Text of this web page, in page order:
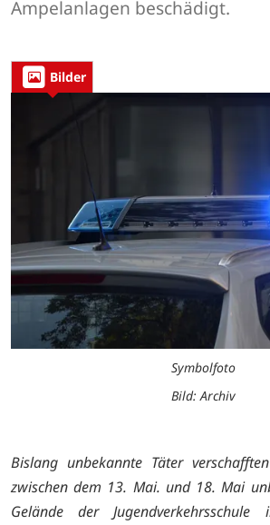
Ampelanlagen beschädigt.
Bilder
Symbolfoto
Bild: Archiv
Bislang unbekannte Täter
zwischen dem 13. Mai. und 18. Mai
Gelände der